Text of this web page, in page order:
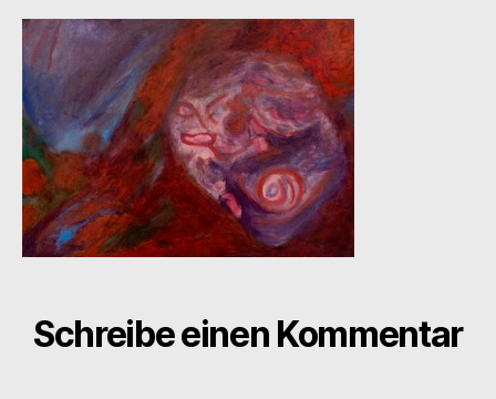
Schreibe einen Kommentar